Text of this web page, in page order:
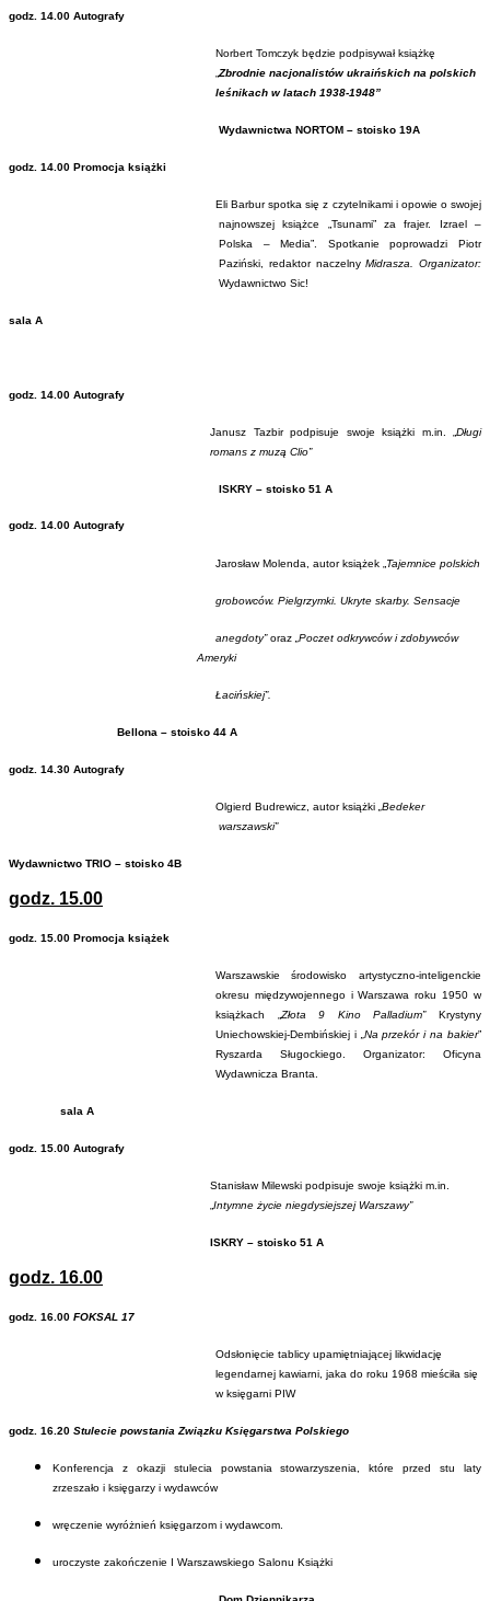
godz. 14.00 Autografy
Norbert Tomczyk będzie podpisywał książkę
Zbrodnie nacjonalistów ukraińskich na polskich
leśnikach w latach 1938-1948”
Wydawnictwa NORTOM – stoisko 19A
godz. 14.00 Promocja książki
Eli Barbur spotka się z czytelnikami i opowie o swojej
najnowszej książce „Tsunami” za frajer. Izrael –
Polska – Media”. Spotkanie poprowadzi Piotr
Paziński, redaktor naczelnyMidrasza. Organizator:
Wydawnictwo Sic!
sala A
godz. 14.00 Autografy
Janusz Tazbir podpisuje swoje książki m.in. „ Długi
romans z muzą Clio”
ISKRY – stoisko 51 A
godz. 14.00 Autografy
Jarosław Molenda, autor książek „ Tajemnice polskich
grobowców. Pielgrzymki. Ukryte skarby. Sensacje
anegdoty”oraz„Poczet odkrywców i zdobywców
Ameryki
Łacińskiej”.
Bellona – stoisko 44 A
godz. 14.30 Autografy
Olgierd Budrewicz, autor książki „Bedeker
warszawski”
Wydawnictwo TRIO – stoisko 4B
godz. 15.00
godz. 15.00 Promocja książek
Warszawskie środowisko artystyczno-inteligenckie
okresu międzywojennego i Warszawa roku 1950 w
książkach „ Złota 9 Kino Palladium”Krystyny
Uniechowskiej-Dembińskiej i„Na przekór i na bakier”
Ryszarda Sługockiego. Organizator: Oficyna
Wydawnicza Branta.
sala A
godz. 15.00 Autografy
Stanisław Milewski podpisuje swoje książki m.in.
„Intymne życie niegdysiejszej Warszawy”
ISKRY – stoisko 51 A
godz. 16.00
godz. 16.00 FOKSAL 17
Odsłonięcie tablicy upamiętniającej likwidację
legendarnej kawiarni, jaka do roku 1968 mieściła się
w księgarni PIW
godz. 16.20 Stulecie powstania Związku Księgarstwa Polskiego
Konferencja z okazji stulecia powstania stowarzyszenia, które przed stu laty
zrzeszało i księgarzy i wydawców
wręczenie wyróżnień księgarzom i wydawcom.
uroczyste zakończenie I Warszawskiego Salonu Książki